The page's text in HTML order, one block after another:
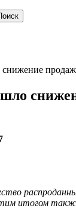
итогом также